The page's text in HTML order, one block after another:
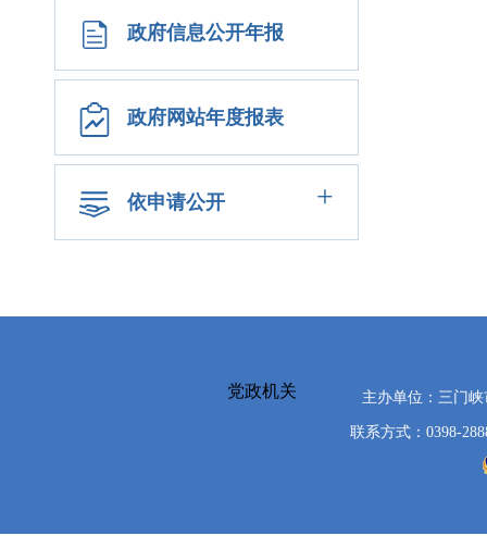
政府信息公开年报
政府网站年度报表
依申请公开 +
党政机关 主办单位：三门
联系方式：0398-